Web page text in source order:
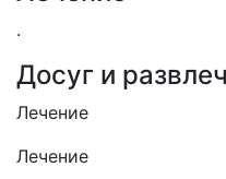
.
Досуг и
Лечение
Лечение